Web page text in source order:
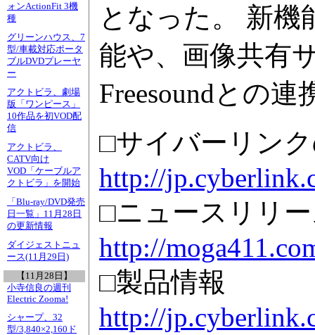
ォンActionFit 3機
種
グリーンハウス、7
型/車載対応ポータ
ブルDVDプレーヤ
ー
アクトビラ、劇場
版「ワンピース」
10作品を初VOD配
信
アクトビラ、
CATV向け
VOD「ケーブルア
クトビラ」を開始
「Blu-ray/DVD発売
日一覧」11月28日
の更新情報
ダイジェストニュ
ース(11月29日)
【11月28日】
小寺信良の週刊
Electric Zooma!
シャープ、32
型/3,840×2,160ド
となった。 新機
能や、画像共有
Freesoundとの連
□サイバーリン
http://
□ニュースリリ
http://
□製品情報
http://